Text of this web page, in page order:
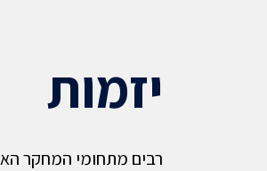
יזמות
רבים מתחומי המחקר